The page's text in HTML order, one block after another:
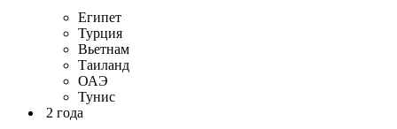
Египет
Турция
Вьетнам
Таиланд
ОАЭ
Тунис
2 года